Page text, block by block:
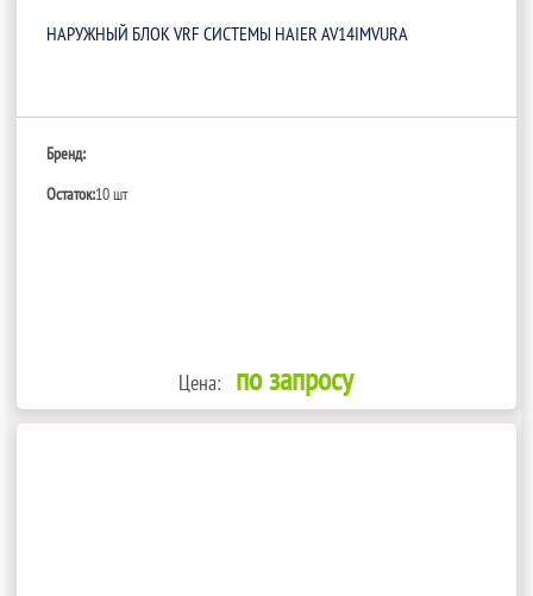
НАРУЖНЫЙ БЛОК VRF СИСТЕМЫ HAIER AV14IMVURA
Бренд:
Остаток:10 шт
Цена: по запросу